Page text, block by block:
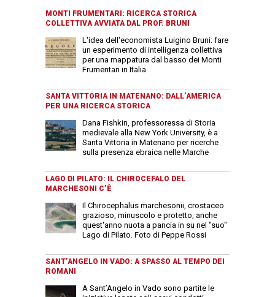
MONTI FRUMENTARI: RICERCA STORICA
COLLETTIVA AVVIATA DAL PROF. BRUNI
L'idea dell'economista Luigino Bruni: fare
un esperimento di intelligenza collettiva
per una mappatura dal basso dei Monti
Frumentari in Italia
SANTA VITTORIA IN MATENANO: DALL’AMERICA
PER UNA RICERCA STORICA
Dana Fishkin, professoressa di Storia
medievale alla New York University, è a
Santa Vittoria in Matenano per ricerche
sulla presenza ebraica nelle Marche
LAGO DI PILATO: IL CHIROCEFALO DEL
MARCHESONI C’È
Il Chirocephalus marchesonii, crostaceo
grazioso, minuscolo e protetto, anche
quest'anno nuota a pancia in su nel "suo"
Lago di Pilato. Foto di Peppe Rossi
SANT’ANGELO IN VADO: A SPASSO AL TEMPO DEI
ROMANI
A Sant’Angelo in Vado sono partite le